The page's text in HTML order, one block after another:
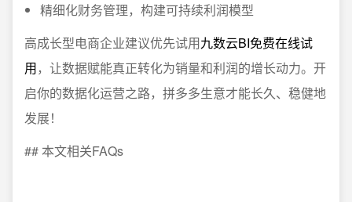
精细化财务管理，构建可持续利润模型
高成长型电商企业建议优先试用九数云BI免费在线试
用，让数据赋能真正转化为销量和利润的增长动力。开
启你的数据化运营之路，拼多多生意才能长久、稳健地
发展！
## 本文相关FAQs